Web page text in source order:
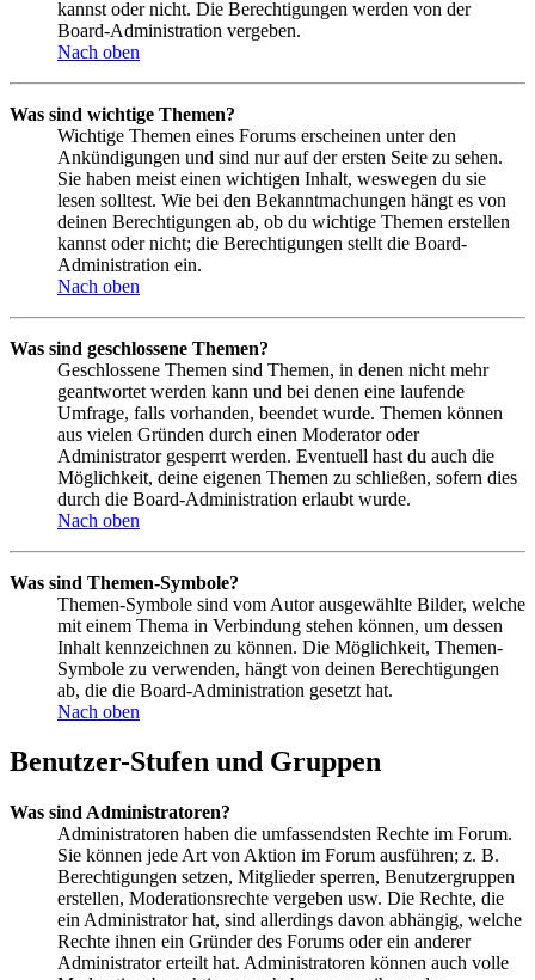
kannst oder nicht. Die Berechtigungen werden von der
Board-Administration vergeben.
Nach oben
Was sind wichtige Themen?
Wichtige Themen eines Forums erscheinen unter den
Ankündigungen und sind nur auf der ersten Seite zu sehen.
Sie haben meist einen wichtigen Inhalt, weswegen du sie
lesen solltest. Wie bei den Bekanntmachungen hängt es von
deinen Berechtigungen ab, ob du wichtige Themen erstellen
kannst oder nicht; die Berechtigungen stellt die Board-
Administration ein.
Nach oben
Was sind geschlossene Themen?
Geschlossene Themen sind Themen, in denen nicht mehr
geantwortet werden kann und bei denen eine laufende
Umfrage, falls vorhanden, beendet wurde. Themen können
aus vielen Gründen durch einen Moderator oder
Administrator gesperrt werden. Eventuell hast du auch die
Möglichkeit, deine eigenen Themen zu schließen, sofern dies
durch die Board-Administration erlaubt wurde.
Nach oben
Was sind Themen-Symbole?
Themen-Symbole sind vom Autor ausgewählte Bilder, welche
mit einem Thema in Verbindung stehen können, um dessen
Inhalt kennzeichnen zu können. Die Möglichkeit, Themen-
Symbole zu verwenden, hängt von deinen Berechtigungen
ab, die die Board-Administration gesetzt hat.
Nach oben
Benutzer-Stufen und Gruppen
Was sind Administratoren?
Administratoren haben die umfassendsten Rechte im Forum.
Sie können jede Art von Aktion im Forum ausführen; z. B.
Berechtigungen setzen, Mitglieder sperren, Benutzergruppen
erstellen, Moderationsrechte vergeben usw. Die Rechte, die
ein Administrator hat, sind allerdings davon abhängig, welche
Rechte ihnen ein Gründer des Forums oder ein anderer
Administrator erteilt hat. Administratoren können auch volle